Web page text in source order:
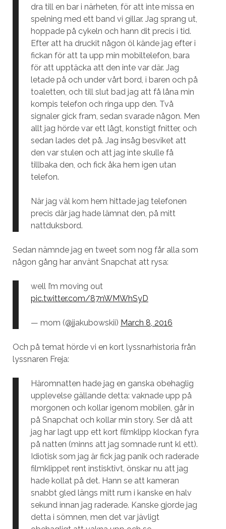
dra till en bar i närheten, för att inte missa en
spelning med ett band vi gillar. Jag sprang ut,
hoppade på cykeln och hann dit precis i tid.
Efter att ha druckit någon öl kände jag efter i
fickan för att ta upp min mobiltelefon, bara
för att upptäcka att den inte var där. Jag
letade på och under vårt bord, i baren och på
toaletten, och till slut bad jag att få låna min
kompis telefon och ringa upp den. Två
signaler gick fram, sedan svarade någon. Men
allt jag hörde var ett lågt, konstigt fnitter, och
sedan lades det på. Jag insåg besviket att
den var stulen och att jag inte skulle få
tillbaka den, och fick åka hem igen utan
telefon.
När jag väl kom hem hittade jag telefonen
precis där jag hade lämnat den, på mitt
nattduksbord.
Sedan nämnde jag en tweet som nog får alla som
någon gång har använt Snapchat att rysa:
well I’m moving out
pic.twitter.com/87nWMWhSyD
— mom (@jjakubowskii) March 8, 2016
Och på temat hörde vi en kort lyssnarhistoria från
lyssnaren Freja:
Häromnatten hade jag en ganska obehaglig
upplevelse gällande detta: vaknade upp på
morgonen och kollar igenom mobilen, går in
på Snapchat och kollar min story. Ser då att
jag har lagt upp ett kort filmklipp klockan fyra
på natten (minns att jag somnade runt kl ett).
Idiotisk som jag är fick jag panik och raderade
filmklippet rent instisktivt, önskar nu att jag
hade kollat på det. Hann se att kameran
snabbt gled längs mitt rum i kanske en halv
sekund innan jag raderade. Kanske gjorde jag
detta i sömnen, men det var jävligt